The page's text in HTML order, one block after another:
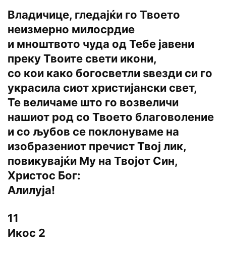
Владичице, гледајќи го Твоето
неизмерно милосрдие
и мноштвото чуда од Тебе јавени
преку Твоите свети икони,
со кои како богосветли sвезди си го
украсила сиот христијански свет,
Те величаме што го возвеличи
нашиот род со Твоето благоволение
и со љубов се поклонуваме на
изобразениот пречист Твој лик,
повикувајќи Му на Твојот Син,
Христос Бог:
Алилуја!
11
Икос 2